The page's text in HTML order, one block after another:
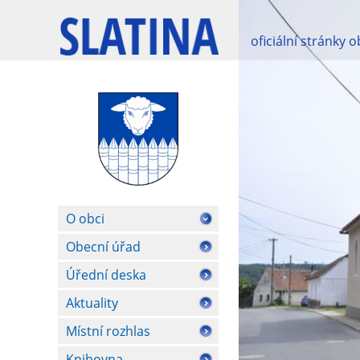
O obci
Obecní úřad
Úřední deska
Aktuality
Místní rozhlas
oficiální stránky